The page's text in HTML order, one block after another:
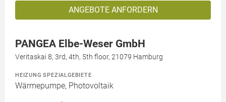
ANGEBOTE ANFORDERN
PANGEA Elbe-Weser GmbH
Veritaskai 8, 3rd, 4th, 5th floor, 21079 Hamburg
HEIZUNG SPEZIALGEBIETE
Wärmepumpe, Photovoltaik